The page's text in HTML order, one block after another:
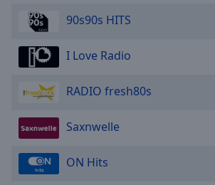
90s90s HITS
I Love Radio
RADIO fresh80s
Saxnwelle
ON Hits